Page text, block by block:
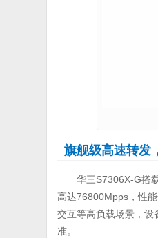
旗舰级高速转发
华三S7306X-G搭
高达76800Mpps，性
交互等高负载场景，设
准。